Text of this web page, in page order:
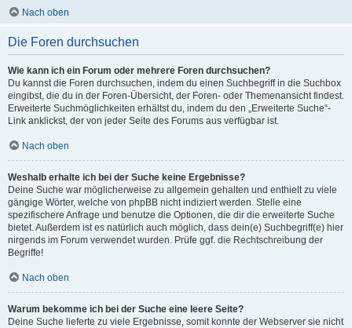
Nach oben
Die Foren durchsuchen
Wie kann ich ein Forum oder mehrere Foren durchsuchen?
Du kannst die Foren durchsuchen, indem du einen Suchbegriff in die Suchbox
eingibst, die du in der Foren-Übersicht, der Foren- oder Themenansicht findest.
Erweiterte Suchmöglichkeiten erhältst du, indem du den „Erweiterte Suche“-
Link anklickst, der von jeder Seite des Forums aus verfügbar ist.
Nach oben
Weshalb erhalte ich bei der Suche keine Ergebnisse?
Deine Suche war möglicherweise zu allgemein gehalten und enthielt zu viele
gängige Wörter, welche von phpBB nicht indiziert werden. Stelle eine
spezifischere Anfrage und benutze die Optionen, die dir die erweiterte Suche
bietet. Außerdem ist es natürlich auch möglich, dass dein(e) Suchbegriff(e) hier
nirgends im Forum verwendet wurden. Prüfe ggf. die Rechtschreibung der
Begriffe!
Nach oben
Warum bekomme ich bei der Suche eine leere Seite?
Deine Suche lieferte zu viele Ergebnisse, somit konnte der Webserver sie nicht